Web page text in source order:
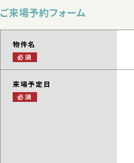
ご来場予約フォーム
物件名
必須
来場予定日
必須